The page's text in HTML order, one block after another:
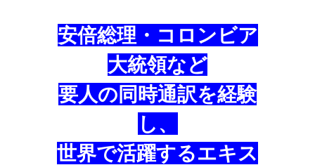
安倍総理・コロンビア
大統領など
要人の同時通訳を経験
し、
世界で活躍するエキス